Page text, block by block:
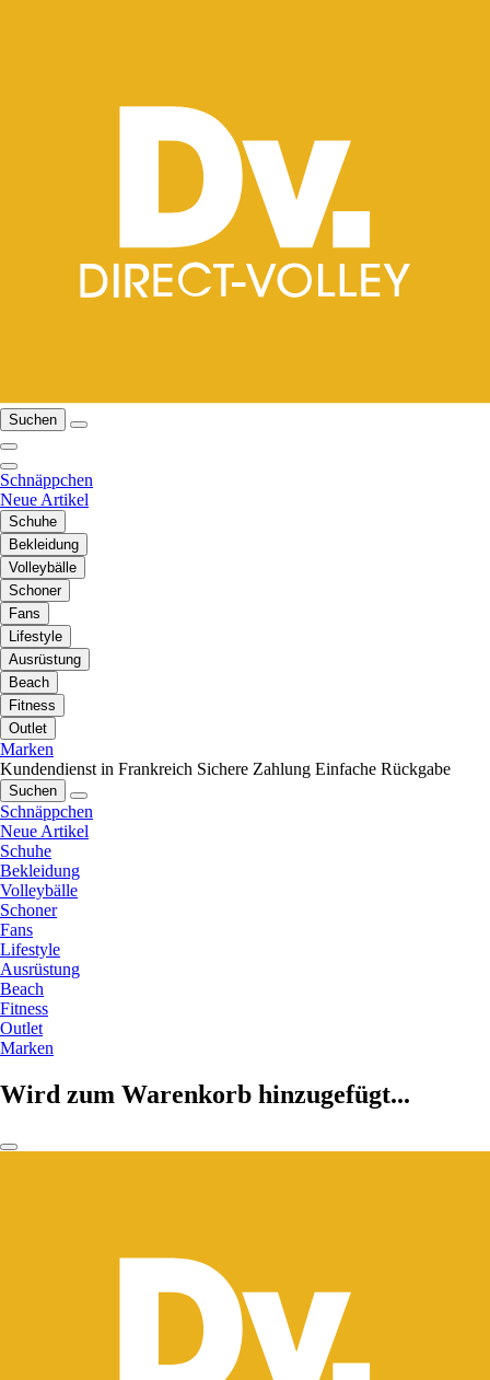
Suchen
Schnäppchen
Neue Artikel
Schuhe
Bekleidung
Volleybälle
Schoner
Fans
Lifestyle
Ausrüstung
Beach
Fitness
Outlet
Marken
Kundendienst in Frankreich Sichere Zahlung Einfache Rückgabe
Suchen
Schnäppchen
Neue Artikel
Schuhe
Bekleidung
Volleybälle
Schoner
Fans
Lifestyle
Ausrüstung
Beach
Fitness
Outlet
Marken
Wird zum Warenkorb hinzugefügt...